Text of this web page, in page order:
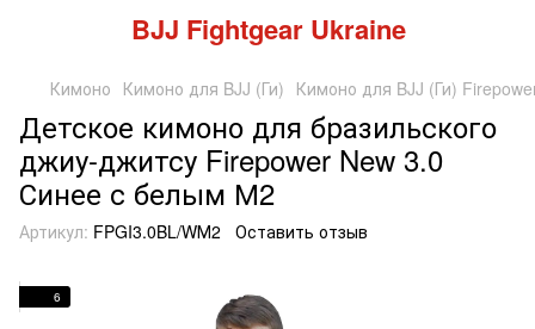
BJJ Fightgear Ukraine
Кимоно Кимоно для BJJ (Ги) Кимоно для BJJ (Ги)
Детское кимоно для бразильского
джиу-джитсу Firepower New 3.0
Синее с белым М2
Артикул: FPGI3.0BL/WМ2 Оставить отзыв
6